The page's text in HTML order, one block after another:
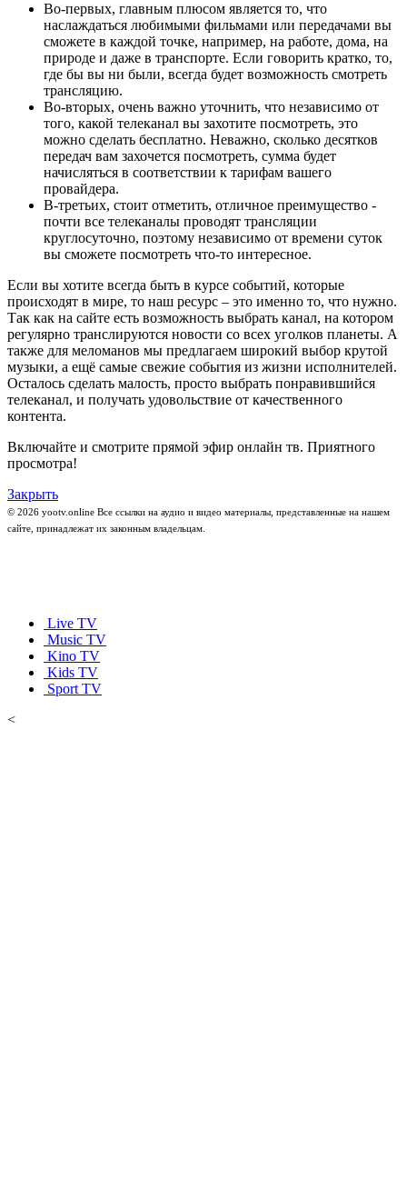
Во-первых, главным плюсом является то, что
наслаждаться любимыми фильмами или передачами вы
сможете в каждой точке, например, на работе, дома, на
природе и даже в транспорте. Если говорить кратко, то,
где бы вы ни были, всегда будет возможность смотреть
трансляцию.
Во-вторых, очень важно уточнить, что независимо от
того, какой телеканал вы захотите посмотреть, это
можно сделать бесплатно. Неважно, сколько десятков
передач вам захочется посмотреть, сумма будет
начисляться в соответствии к тарифам вашего
провайдера.
В-третьих, стоит отметить, отличное преимущество -
почти все телеканалы проводят трансляции
круглосуточно, поэтому независимо от времени суток
вы сможете посмотреть что-то интересное.
Если вы хотите всегда быть в курсе событий, которые
происходят в мире, то наш ресурс – это именно то, что нужно.
Так как на сайте есть возможность выбрать канал, на котором
регулярно транслируются новости со всех уголков планеты. А
также для меломанов мы предлагаем широкий выбор крутой
музыки, а ещё самые свежие события из жизни исполнителей.
Осталось сделать малость, просто выбрать понравившийся
телеканал, и получать удовольствие от качественного
контента.
Включайте и смотрите прямой эфир онлайн тв. Приятного
просмотра!
Закрыть
© 2026 yootv.online Все ссылки на аудио и видео материалы, представленные на нашем
сайте, принадлежат их законным владельцам.
Live TV
Music TV
Kino TV
Kids TV
Sport TV
<